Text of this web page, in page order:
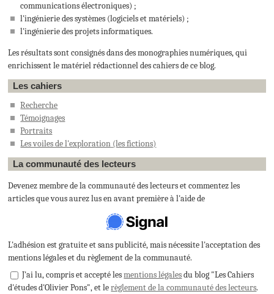
communications électroniques) ;
l'ingénierie des systèmes (logiciels et matériels) ;
l'ingénierie des projets informatiques.
Les résultats sont consignés dans des monographies numériques, qui
enrichissent le matériel rédactionnel des cahiers de ce blog.
Les cahiers
Recherche
Témoignages
Portraits
Les voiles de l'exploration (les fictions)
La communauté des lecteurs
Devenez membre de la communauté des lecteurs et commentez les
articles que vous aurez lus en avant première à l'aide de
L'adhésion est gratuite et sans publicité, mais nécessite l'acceptation des
mentions légales et du règlement de la communauté.
J'ai lu, compris et accepté lesmentions légalesdu blog "Les Cahiers
d'études d'Olivier Pons", et lerèglement de la communauté des lecteurs.